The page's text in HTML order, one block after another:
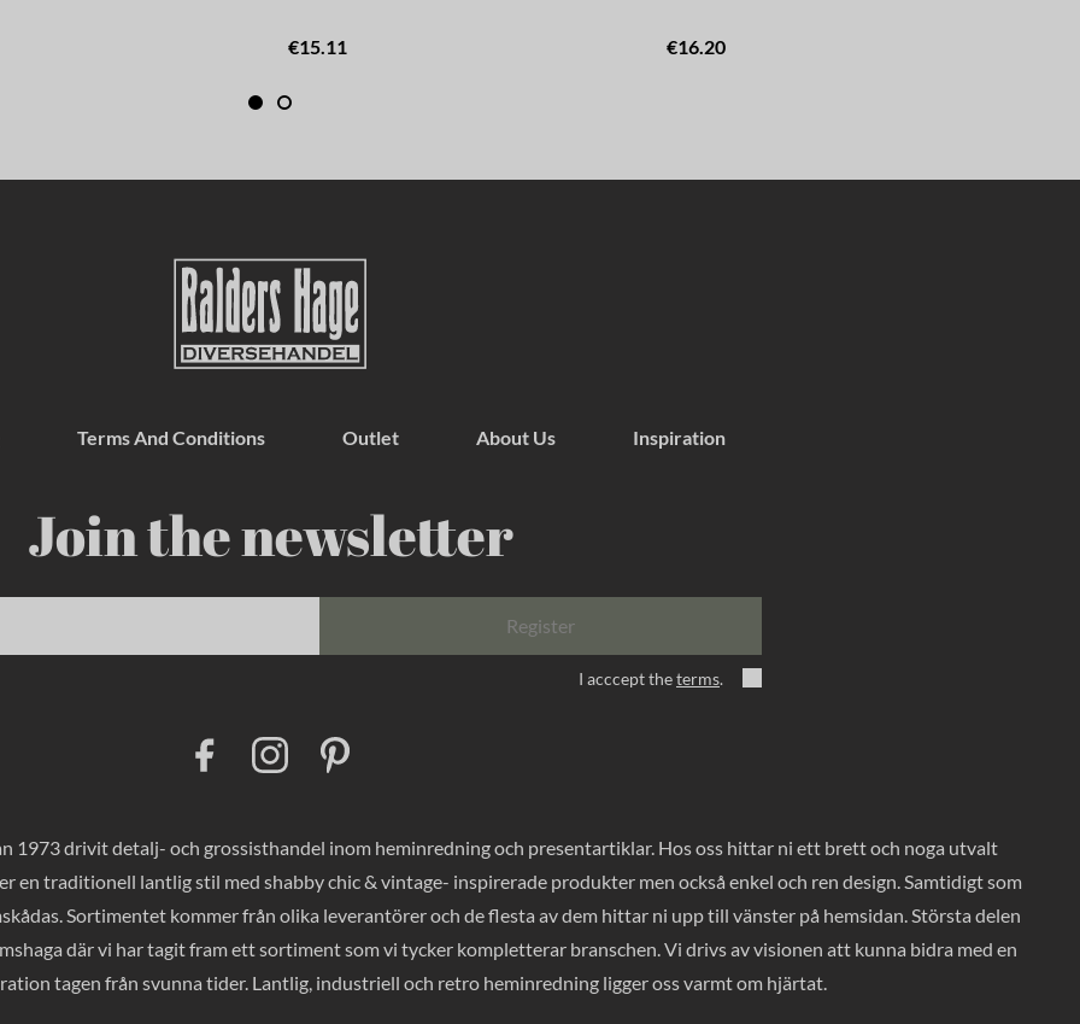
€15.11 €16.20
Terms And Conditions Outlet About Us Inspiration
Join the newsletter
Register
I acccept theterms.
o
o
k
I
n
g
r
a
r
e
s
1973 drivit detalj- och grossisthandel inom heminredning och presentartiklar. Hos oss hittar ni ett brett och noga utvalt
traditionell lantlig stil med shabby chic & vintage- inspirerade produkter men också enkel och ren design. Samtidigt som
Sortimentet kommer från olika leverantörer och de flesta av dem hittar ni upp till vänster på hemsidan. Största delen
där vi har tagit fram ett sortiment som vi tycker kompletterar branschen. Vi drivs av visionen att kunna bidra med en
tagen från svunna tider. Lantlig, industriell och retro heminredning ligger oss varmt om hjärtat.